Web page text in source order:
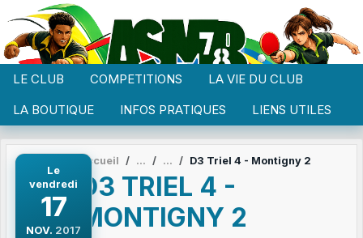
LE CLUB COMPETITIONS
LA VIE DU CLUB
LA BOUTIQUE
INFOS PRATIQUES LIENS UTILES
Le
vendredi
17
NOV. 2017
Accueil D3 Triel 4 - Montigny 2
D3 TRIEL 4 -
MONTIGNY 2
Panneau de gestion des cookies